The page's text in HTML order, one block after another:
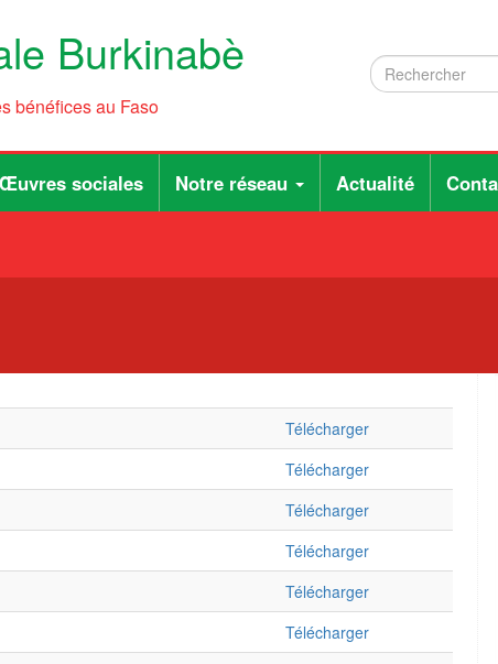
Burkinabè
bénéfices au Faso
Rechercher
Œuvres sociales Notre réseau Actualité
Télécharger
Télécharger
Télécharger
Télécharger
Télécharger
Télécharger